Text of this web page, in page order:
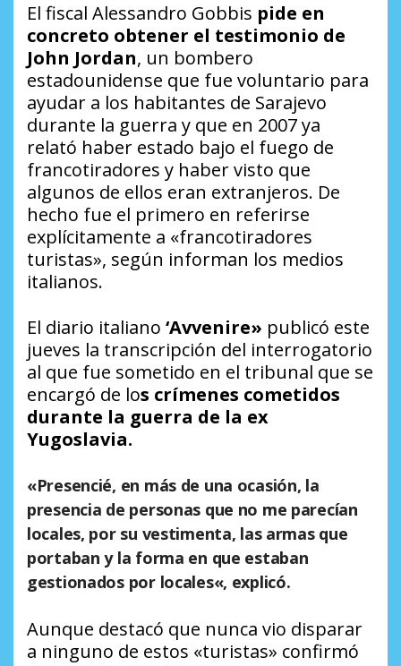
El fiscal Alessandro Gobbis pide en
concreto obtener el testimonio de
John Jordan, un bombero
estadounidense que fue voluntario para
ayudar a los habitantes de Sarajevo
durante la guerra y que en 2007 ya
relató haber estado bajo el fuego de
francotiradores y haber visto que
algunos de ellos eran extranjeros. De
hecho fue el primero en referirse
explícitamente a «francotiradores
turistas», según informan los medios
italianos.
El diario italiano ‘Avvenire» publicó este
jueves la transcripción del interrogatorio
al que fue sometido en el tribunal que se
encargó de los crímenes cometidos
durante la guerra de la ex
Yugoslavia.
«Presencié, en más de una ocasión, la
presencia de personas que no me parecían
locales, por su vestimenta, las armas que
portaban y la forma en que estaban
gestionados por locales«, explicó.
Aunque destacó que nunca vio disparar
a ninguno de estos «turistas» confirmó